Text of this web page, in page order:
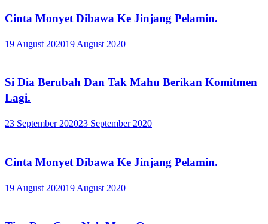
Cinta Monyet Dibawa Ke Jinjang Pelamin.
19 August 202019 August 2020
Si Dia Berubah Dan Tak Mahu Berikan Komitmen
Lagi.
23 September 202023 September 2020
Cinta Monyet Dibawa Ke Jinjang Pelamin.
19 August 202019 August 2020